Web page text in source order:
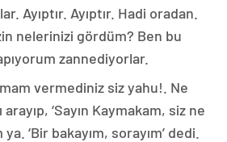
Ayıptır. Ayıptır. Hadi oradan.
nelerinizi gördüm? Ben bu
zannediyorlar.
vermediniz siz yahu!. Ne
‘Sayın Kaymakam, siz ne
‘Bir bakayım, sorayım’ dedi.